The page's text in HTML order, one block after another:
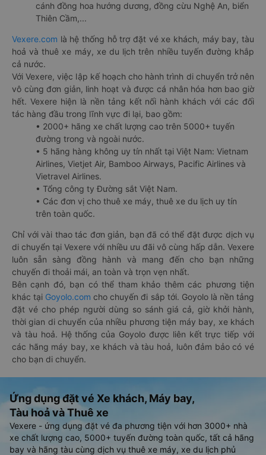
cánh đồng hoa hướng dương, đồng cừu Nghệ An, biển
Thiên Cầm,...
Vexere.com là hệ thống hỗ trợ đặt vé xe khách, máy bay, tàu
hoả và thuê xe máy, xe du lịch trên nhiều tuyến đường khắp
cả nước.
Với Vexere, việc lập kế hoạch cho hành trình di chuyển trở nên
vô cùng đơn giản, linh hoạt và được cá nhân hóa hơn bao giờ
hết. Vexere hiện là nền tảng kết nối hành khách với các đối
tác hàng đầu trong lĩnh vực đi lại, bao gồm:
• 2000+ hãng xe chất lượng cao trên 5000+ tuyến
đường trong và ngoài nước.
• 5 hãng hàng không uy tín nhất tại Việt Nam: Vietnam
Airlines, Vietjet Air, Bamboo Airways, Pacific Airlines và
Vietravel Airlines.
• Tổng công ty Đường sắt Việt Nam.
• Các đơn vị cho thuê xe máy, thuê xe du lịch uy tín
trên toàn quốc.
Chỉ với vài thao tác đơn giản, bạn đã có thể đặt được dịch vụ
di chuyển tại Vexere với nhiều ưu đãi vô cùng hấp dẫn. Vexere
luôn sẵn sàng đồng hành và mang đến cho bạn những
chuyến đi thoải mái, an toàn và trọn vẹn nhất.
Bên cạnh đó, bạn có thể tham khảo thêm các phương tiện
khác tại Goyolo.com cho chuyến đi sắp tới. Goyolo là nền tảng
đặt vé cho phép người dùng so sánh giá cả, giờ khởi hành,
thời gian di chuyển của nhiều phương tiện máy bay, xe khách
và tàu hoả. Hệ thống của Goyolo được liên kết trực tiếp với
các hãng máy bay, xe khách và tàu hoả, luôn đảm bảo có vé
cho bạn di chuyển.
Ứng dụng đặt vé Xe khách, Máy bay,
Tàu hoả và Thuê xe
Vexere - ứng dụng đặt vé đa phương tiện với hơn 3000+ nhà
xe chất lượng cao, 5000+ tuyến đường toàn quốc, tất cả hãng
bay và hãng tàu cùng dịch vụ thuê xe máy, xe du lịch phủ